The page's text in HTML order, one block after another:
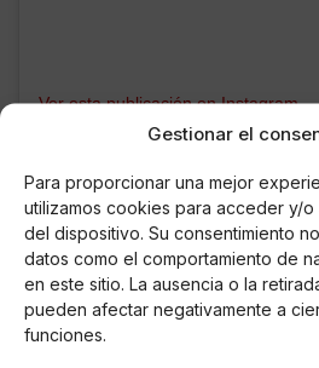
Gestionar el
Para proporcionar una mejor
utilizamos cookies para acceder y/o
del dispositivo. Su consentimiento
datos como el comportamiento de
en este sitio. La ausencia o la
pueden afectar negativamente a
funciones.
Ver esta publicación en Instagram